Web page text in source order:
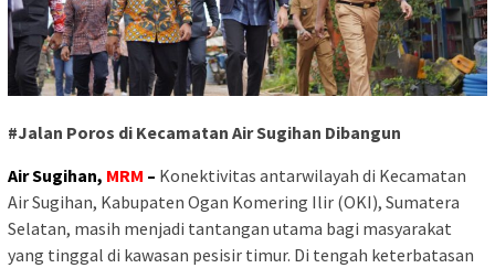
#Jalan Poros di Kecamatan Air Sugihan Dibangun
Air Sugihan, MRM – Konektivitas antarwilayah di Kecamatan
Air Sugihan, Kabupaten Ogan Komering Ilir (OKI), Sumatera
Selatan, masih menjadi tantangan utama bagi masyarakat
yang tinggal di kawasan pesisir timur. Di tengah keterbatasan